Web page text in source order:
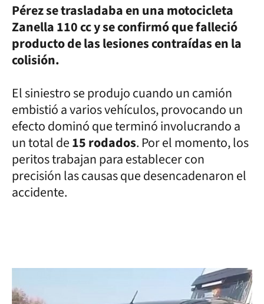
Pérez se trasladaba en una motocicleta
Zanella 110 cc y se confirmó que falleció
producto de las lesiones contraídas en la
colisión.
El siniestro se produjo cuando un camión
embistió a varios vehículos, provocando un
efecto dominó que terminó involucrando a
un total de15 rodados. Por el momento, los
peritos trabajan para establecer con
precisión las causas que desencadenaron el
accidente.